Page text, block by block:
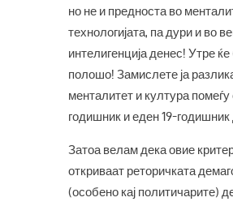
но не и предноста во
технологијата, па дури и во
интелигенција денес! Утре
полошо! Замислете ја
менталитет и култура
годишник и еден 19-годишник
Затоа велам дека овие
откриваат реторичката
(особено кај политичарите)